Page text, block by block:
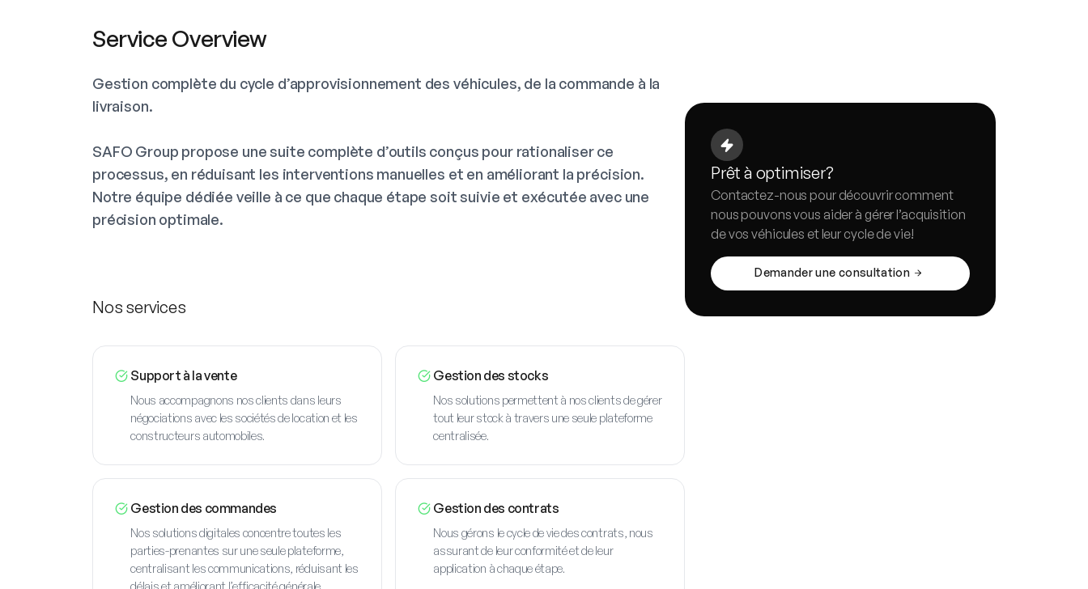
Service Overview
Gestion complète du cycle d’approvisionnement des véhicules, de la commande à la
livraison.
SAFO Group propose une suite complète d’outils conçus pour rationaliser ce
processus, en réduisant les interventions manuelles et en améliorant la précision.
Notre équipe dédiée veille à ce que chaque étape soit suivie et exécutée avec une
précision optimale.
Nos services
Support à la vente
Nous accompagnons nos clients dans leurs
négociations avec les sociétés de location et les
constructeurs automobiles.
Gestion des stocks
Nos solutions permettent à nos clients de gérer
tout leur stock à travers une seule plateforme
centralisée.
Gestion des commandes
Nos solutions digitales concentre toutes les
parties-prenantes sur une seule plateforme,
centralisant les communications, réduisant les
délais et améliorant l’efficacité générale.
Gestion des contrats
Nous gérons le cycle de vie des contrats, nous
assurant de leur conformité et de leur
application à chaque étape.
Prêt à optimiser?
Contactez-nous pour découvrir comment
nous pouvons vous aider à gérer l’acquisition
de vos véhicules et leur cycle de vie!
Demander une consultation